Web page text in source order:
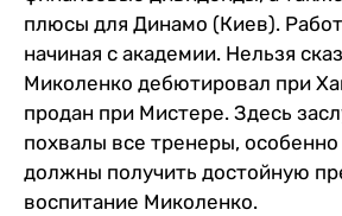
плюсы для Динамо (Киев).
начиная с академии. Нельзя
Миколенко дебютировал при
продан при Мистере. Здесь
похвалы все тренеры,
должны получить достойную
воспитание Миколенко.